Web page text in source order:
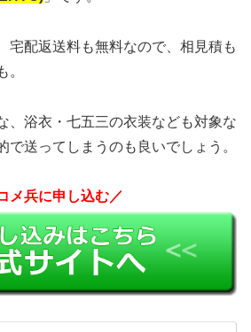
宅配返送料も無料なので、相見積も
。
、浴衣・七五三の衣装なども対象な
で送ってしまうのも良いでしょう。
メ兵に申し込む／